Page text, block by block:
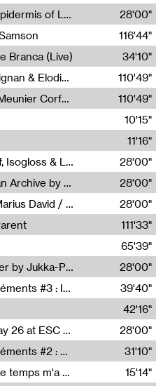
Radia Show #1112 : The Sonic Epidermis of Lake Léman by Paul Courlet / Guest Slot
28'00"
116'44"
Branca (Live)
34'10"
Écouter sans les yeux : Liza Maignan & Elodie Lecat
110'49"
Écouter sans les yeux : Esther Meunier Corfdyr
110'49"
10'15"
11'16"
Radia Show #1111 : Schisma Gulf, Isogloss & Lament For The Old Clock By Harvey Young / Resonance
28'00"
Radia Show #1110 : Freeze, Asian Archive by Avita Maheen / Radio Worm
28'00"
Radia Show #1109 : Funfair by Marius David / JET FM
28'00"
111'33"
Sarah Tritz,Elene Lapiashivili,Justin Marconnet,Mateo Cuche,Esther Lechevalier,Suzie Lecroart,Romance Castelet
65'39"
Radia Show #1108 : as or another by Jukka-Pekka Kervinen / Rádio Zero
28'00"
Sous le paysage - Habiter les éléments #3 : Interprétations, rituels et symboliques des éléments
39'40"
42'16"
Radia Show #1107 : Art's Birthday 26 at ESC - Medien Kunst Labor
28'00"
Sous le paysage - Habiter les éléments #2 : Vers le tournant élémentaire
31'10"
Impossible de savoir combien de temps m'a échappé
15'14"